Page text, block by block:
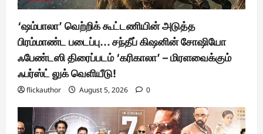
‘ஷம்பாலா’ வெற்றிக் கூட்டணியின் அடுத்த
பிரம்மாண்ட படைப்பு… சந்தீப் கிஷனின் சோஷியோ
ஃபேண்டஸி திரைப்படம் ‘கரிகாலா’ – மிரளவைக்கும்
ஃபர்ஸ்ட் லுக் வெளியீடு!
flickauthor August 5, 2026 0